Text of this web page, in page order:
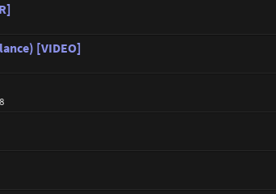
[VIDEO]